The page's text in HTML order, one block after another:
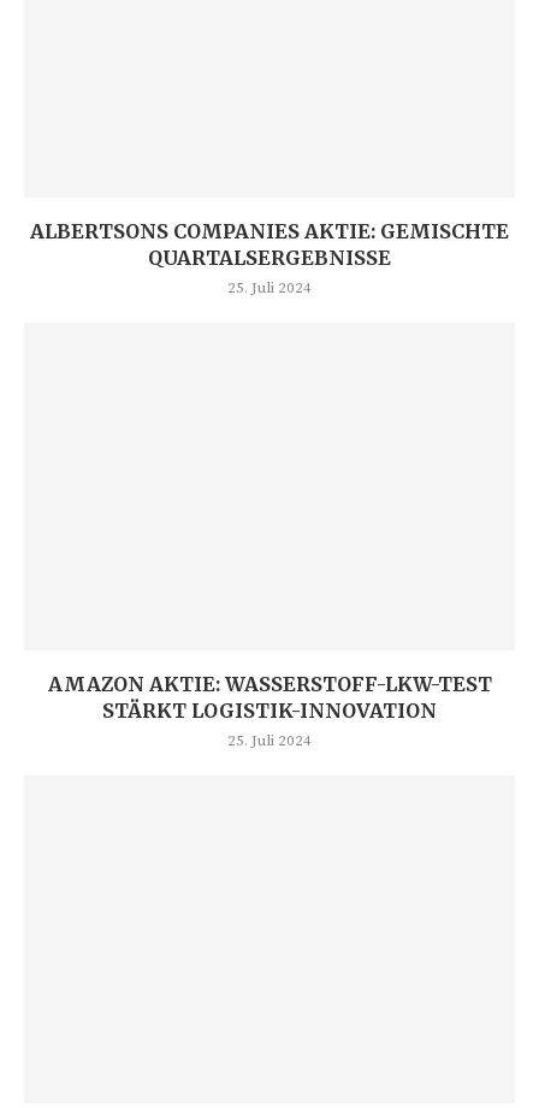
ALBERTSONS COMPANIES AKTIE: GEMISCHTE
QUARTALSERGEBNISSE
25. Juli 2024
AMAZON AKTIE: WASSERSTOFF-LKW-TEST
STÄRKT LOGISTIK-INNOVATION
25. Juli 2024